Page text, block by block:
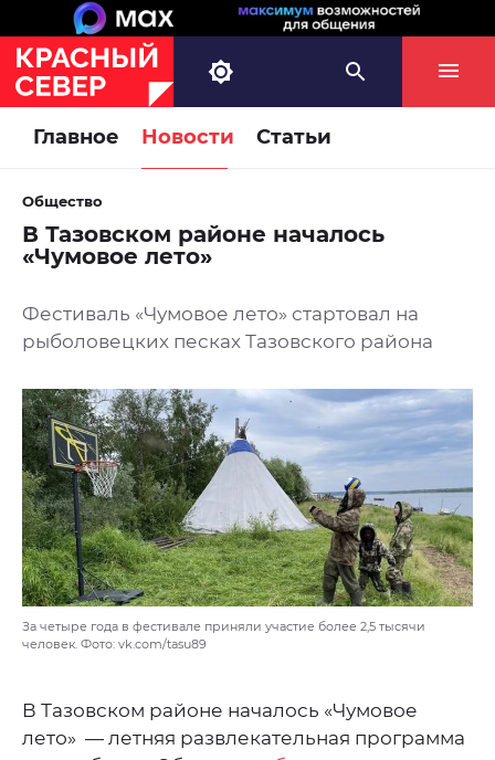
Главное Новости Статьи
Общество
В Тазовском районе началось
«Чумовое лето»
Фестиваль «Чумовое лето» стартовал на
рыболовецких песках Тазовского района
За четыре года в фестивале приняли участие более 2,5 тысячи
человек. Фото: vk.com/tasu89
В Тазовском районе началось «Чумовое
лето» — летняя развлекательная программа